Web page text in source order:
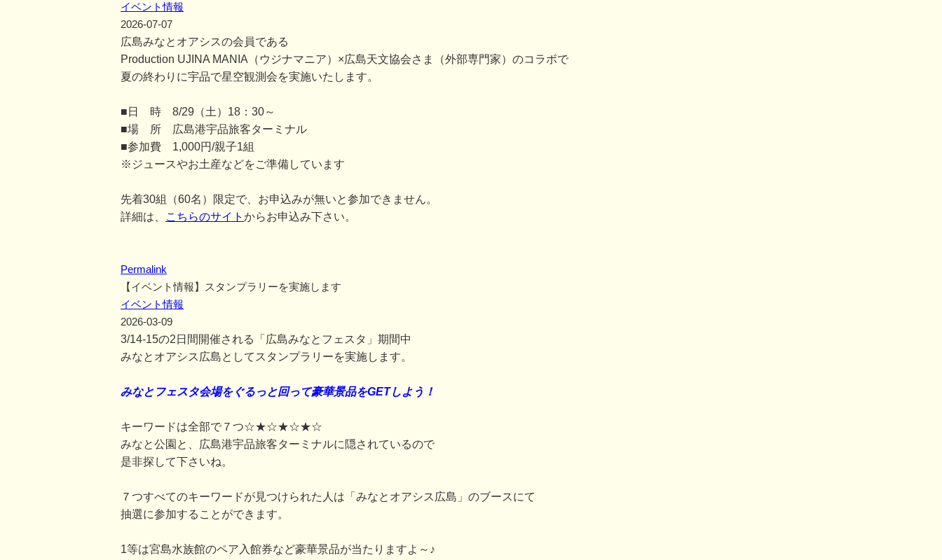
イベント情報
2026-07-07
広島みなとオアシスの会員である
Production UJINA MANIA（ウジナマニア）×広島天文協会さま（外部専門家）のコラボで
夏の終わりに宇品で星空観測会を実施いたします。
■日 時 8/29（土）18：30～
■場 所 広島港宇品旅客ターミナル
■参加費 1,000円/親子1組
※ジュースやお土産などをご準備しています
先着30組（60名）限定で、お申込みが無いと参加できません。
詳細は、
こちらのサイト からお申込み下さい。
Permalink
【イベント情報】スタンプラリーを実施します
イベント情報
2026-03-09
3/14-15の2日間開催される「広島みなとフェスタ」期間中
みなとオアシス広島としてスタンプラリーを実施します。
みなとフェスタ会場をぐるっと回って豪華景品をGETしよう！
キーワードは全部で７つ☆★☆★☆★☆
みなと公園と、広島港宇品旅客ターミナルに隠されているので
是非探して下さいね。
７つすべてのキーワードが見つけられた人は「みなとオアシス広島」のブースにて
抽選に参加することができます。
1等は宮島水族館のペア入館券など豪華景品が当たりますよ～♪